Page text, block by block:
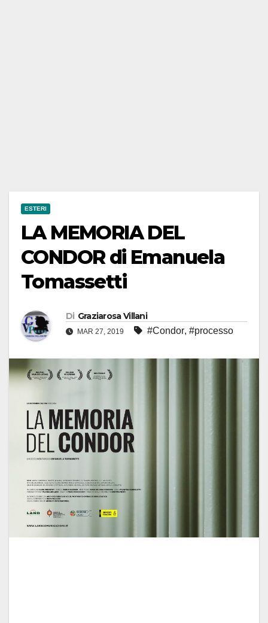
ESTERI
LA MEMORIA DEL
CONDOR di Emanuela
Tomassetti
Di Graziarosa Villani
MAR 27, 2019 #Condor, #processo